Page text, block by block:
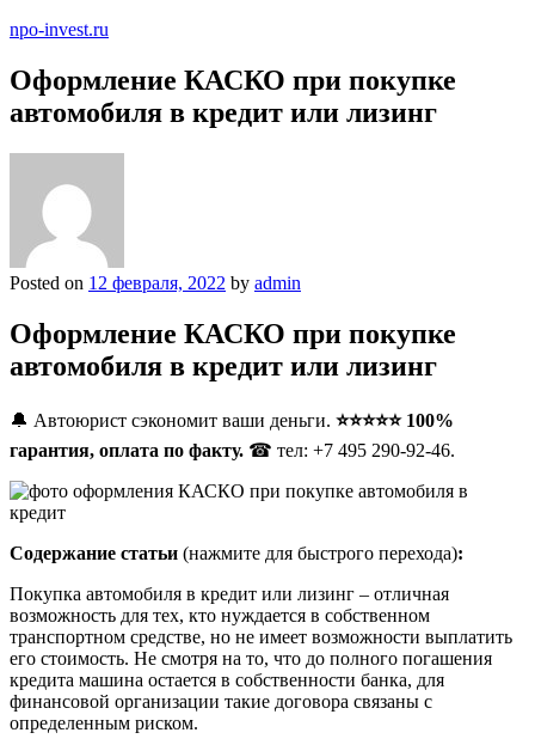
npo-invest.ru
Оформление КАСКО при покупке
автомобиля в кредит или лизинг
Posted on 12 февраля, 2022 by admin
Оформление КАСКО при покупке
автомобиля в кредит или лизинг
🔔 Автоюрист сэкономит ваши деньги. ⭐⭐⭐⭐⭐ 100%
гарантия, оплата по факту. ☎ тел: +7 495 290-92-46.
Содержание статьи (нажмите для быстрого перехода):
Покупка автомобиля в кредит или лизинг – отличная
возможность для тех, кто нуждается в собственном
транспортном средстве, но не имеет возможности выплатить
его стоимость. Не смотря на то, что до полного погашения
кредита машина остается в собственности банка, для
финансовой организации такие договора связаны с
определенным риском.